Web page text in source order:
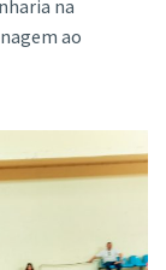
na
ao